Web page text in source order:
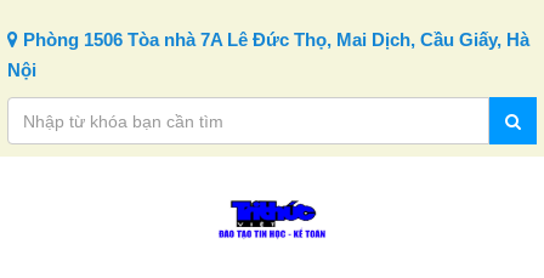
Phòng 1506 Tòa nhà 7A Lê Đức Thọ, Mai Dịch, Cầu Giấy, Hà
Nội